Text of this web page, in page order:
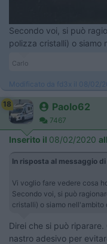
Secondo voi, si può
polizza cristalli) o siamo
Carlo
Modificato da fd3x il 08/02/
18 Paolo62
7467
Inserito il 08/02/2020
In risposta al messaggio di
Vi voglio fare vedere cosa
Secondo voi, si può
cristalli) o siamo nell'ambito
Direi che si può
nastro adesivo per